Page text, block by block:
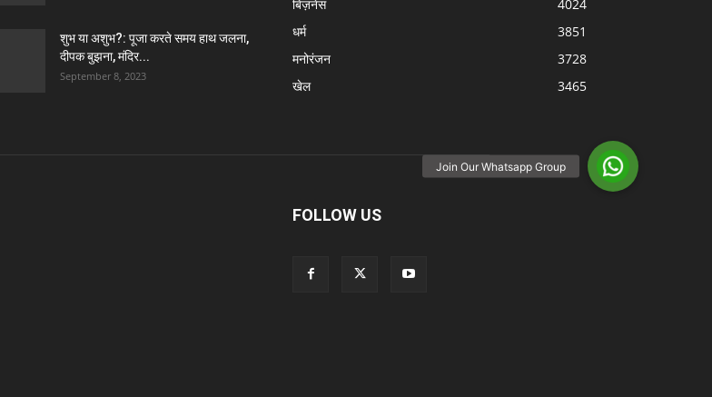
शुभ या अशुभ?: पूजा करते समय हाथ जलना,
दीपक बुझना, मंदिर...
September 8, 2023
बिज़नेस
4024
धर्म
3851
मनोरंजन
3728
खेल
3465
FOLLOW US